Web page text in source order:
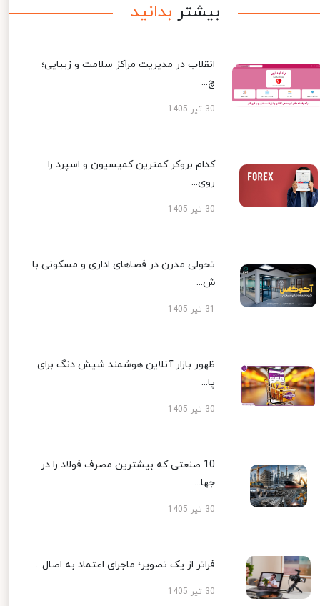
بیشتر بدانید
انقلاب در مدیریت مراکز سلامت و زیبایی؛
چ...
30 تیر 1405
کدام بروکر کمترین کمیسیون و اسپرد را
روی...
30 تیر 1405
تحولی مدرن در فضاهای اداری و مسکونی با
ش...
ظهور بازار آنلاین هوشمند شیش دنگ برای
پا...
30 تیر 1405
10 صنعتی که بیشترین مصرف فولاد را در
جها...
30 تیر 1405
فراتر از یک تصویر؛ ماجرای اعتماد به اصال...
30 تیر 1405